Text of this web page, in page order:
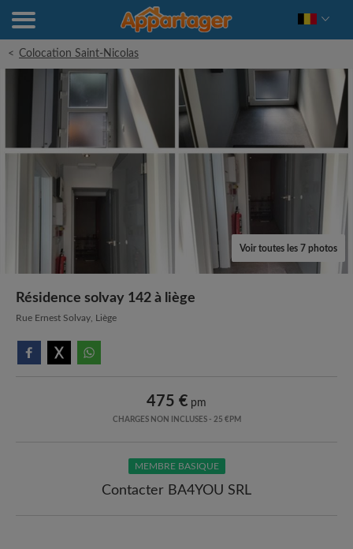
< Colocation Saint-Nicolas
Voir toutes les 7 photos
Résidence solvay 142 à liège
Rue Ernest Solvay, Liège
475 € pm
CHARGES NON INCLUSES - 25 €PM
MEMBRE BASIQUE
Contacter BA4YOU SRL